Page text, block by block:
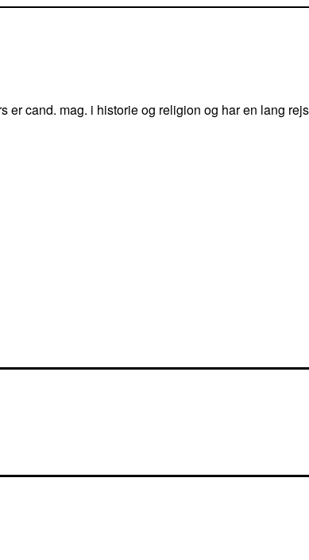
cand. mag. i historie og religion og har en lang